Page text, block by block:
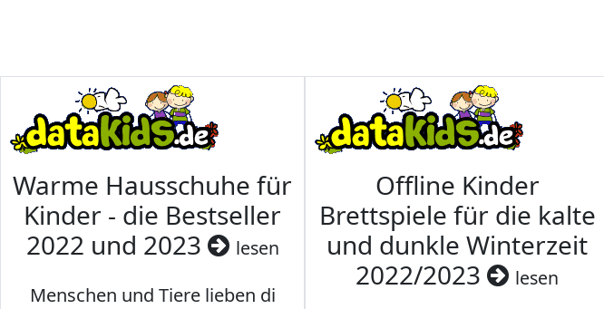
Warme Hausschuhe für
Kinder - die Bestseller
2022 und 2023
lesen
Menschen und Tiere lieben di
Offline Kinder
Brettspiele für die kalte
und dunkle Winterzeit
2022/2023
lesen